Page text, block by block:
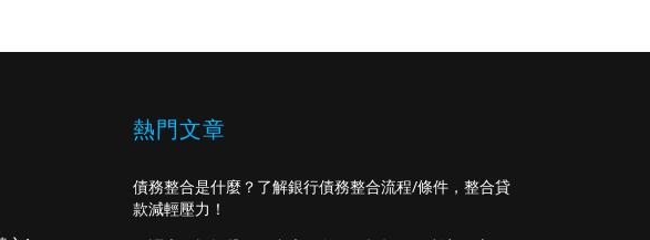
熱門文章
債務整合是什麼？了解銀行債務整合流程/條件，整合貸
款減輕壓力！